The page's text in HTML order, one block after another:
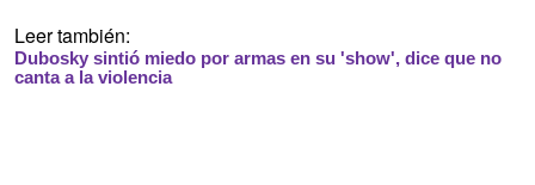
Leer también:
Dubosky sintió miedo por armas en su 'show', dice que no
canta a la violencia